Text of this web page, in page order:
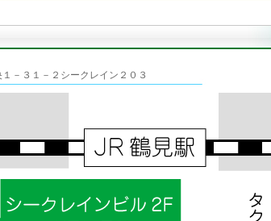
－３１－２シークレイン２０３